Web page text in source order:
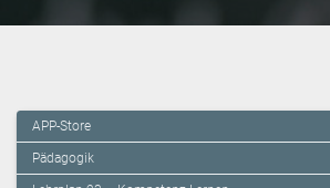
APP-Store
Pädagogik